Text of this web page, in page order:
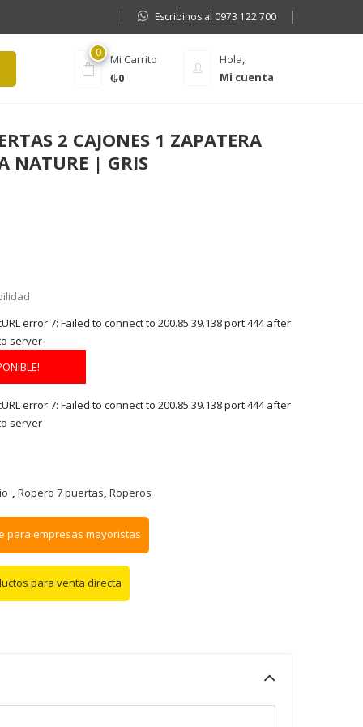
Escribinos al 0973 122 700
Hola,
Mi cuenta
0
Mi Carrito
₲0
2 CAJONES 1 ZAPATERA
NATURE | GRIS
error 7: Failed to connect to 200.85.39.138 port 444 after
server
error 7: Failed to connect to 200.85.39.138 port 444 after
server
, Ropero 7 puertas, Roperos
para empresas mayoristas
para venta directa